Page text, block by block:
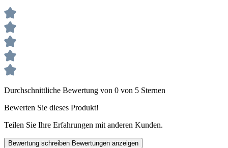
Durchschnittliche Bewertung von 0 von 5 Sternen
Bewerten Sie dieses Produkt!
Teilen Sie Ihre Erfahrungen mit anderen Kunden.
Bewertung schreiben Bewertungen anzeigen